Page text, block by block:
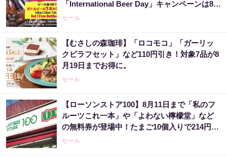
「International Beer Day」キャンペーンは8月
9日まで。
セール
【むさしの森珈琲】「ロコモコ」「ガーリッ
クピラフセット」など110円引き！対象7品が8
月19日までお得に。
セール
【ローソンストア100】8月11日まで「私のフ
ルーツこれ一本」や「よわない檸檬堂」など
の無料券が登場中！たまご10個入りで214円な
どのお得企画も見逃せない。
セール